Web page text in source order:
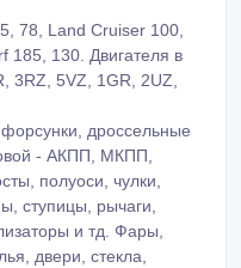
78, Land Cruiser 100,
185, 130. Двигателя в
3RZ, 5VZ, 1GR, 2UZ,
дроссельные
- АКПП, МКПП,
полуоси, чулки,
ступицы, рычаги,
и тд. Фары,
двери, стекла,